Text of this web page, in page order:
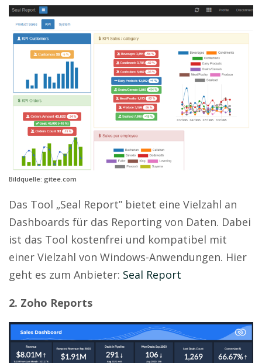
Bildquelle: gitee.com
Das Tool „Seal Report” bietet eine Vielzahl an
Dashboards für das Reporting von Daten. Dabei
ist das Tool kostenfrei und kompatibel mit
einer Vielzahl von Windows-Anwendungen. Hier
geht es zum Anbieter: Seal Report
2. Zoho Reports